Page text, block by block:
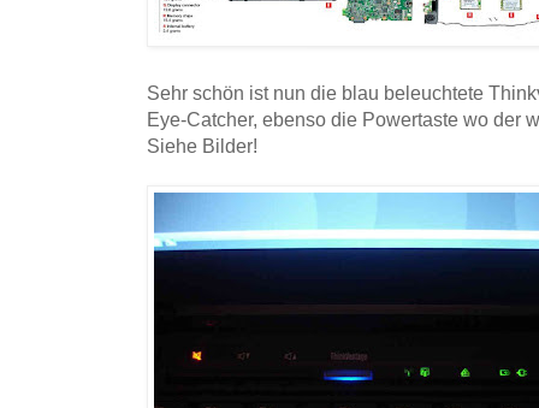
Sehr schön ist nun die blau beleuchtete
Eye-Catcher, ebenso die Powertaste wo der
Siehe Bilder!